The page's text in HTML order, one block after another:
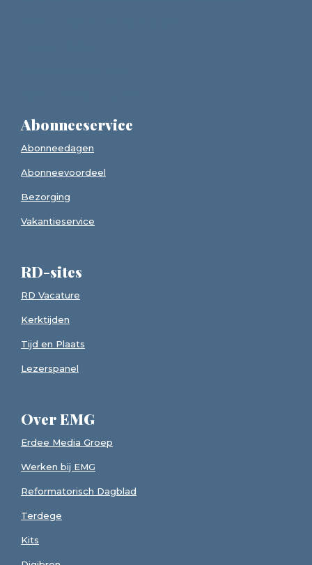
Abonneeservice
Abonneedagen
Abonneevoordeel
Bezorging
Vakantieservice
RD-sites
RD Vacature
Kerktijden
Tijd en Plaats
Lezerspanel
Over EMG
Erdee Media Groep
Werken bij EMG
Reformatorisch Dagblad
Terdege
Kits